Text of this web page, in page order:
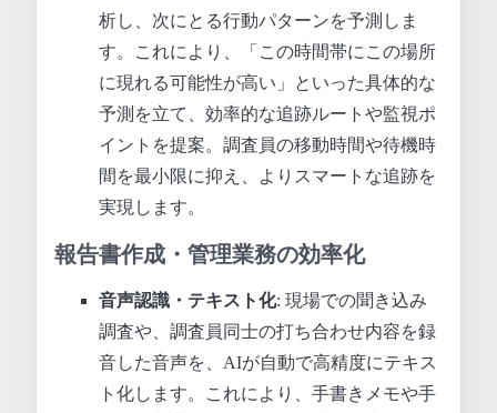
析し、次にとる行動パターンを予測しま
す。これにより、「この時間帯にこの場所
に現れる可能性が高い」といった具体的な
予測を立て、効率的な追跡ルートや監視ポ
イントを提案。調査員の移動時間や待機時
間を最小限に抑え、よりスマートな追跡を
実現します。
報告書作成・管理業務の効率化
音声認識・テキスト化: 現場での聞き込み
調査や、調査員同士の打ち合わせ内容を録
音した音声を、AIが自動で高精度にテキス
ト化します。これにより、手書きメモや手